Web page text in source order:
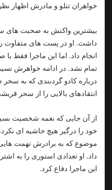
خواهران تتلو‌ و مادرش اظهار
بیشترین واکنش به صحبت های
داشت. او در پست های
انجام داد. اما این ماجرا فقط
تمام نشد. در ادامه خواهرش
درباره کادو گردبندی که به
انتقادهای بالایی را از سحر
از آن جایی که نغمه شخصیت
خود را درگیر هیچ‌ حاشیه ای
‌موضوع که به برادرش تهمت
داد. او تعدادی استوری را به
این ماجرا دفاع کرد.